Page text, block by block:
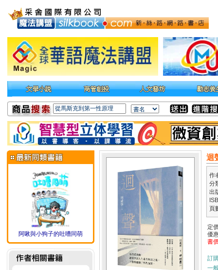
阿啾與小狗子的吐嘈同萌
迴
作
分
出
頁
定
優
書
訂
一